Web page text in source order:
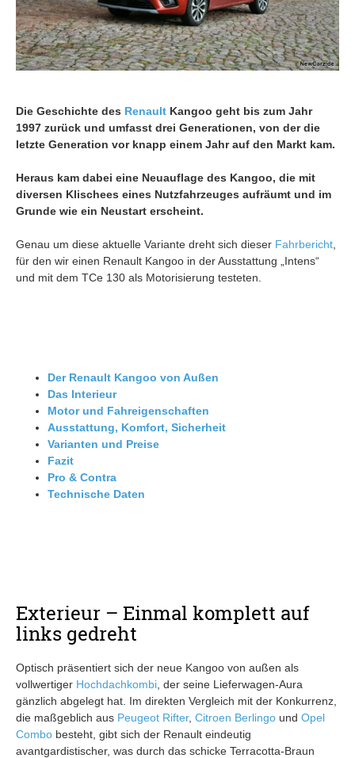
Die Geschichte des Renault Kangoo geht bis zum Jahr
1997 zurück und umfasst drei Generationen, von der die
letzte Generation vor knapp einem Jahr auf den Markt kam.
Heraus kam dabei eine Neuauflage des Kangoo, die mit
diversen Klischees eines Nutzfahrzeuges aufräumt und im
Grunde wie ein Neustart erscheint.
Genau um diese aktuelle Variante dreht sich dieser Fahrbericht
für den wir einen Renault Kangoo in der Ausstattung „Intens“
und mit dem TCe 130 als Motorisierung testeten.
Der Renault Kangoo von Außen
Das Interieur
Motor und Fahreigenschaften
Ausstattung, Komfort, Sicherheit
Varianten und Preise
Fazit
Pro & Contra
Technische Daten
Exterieur – Einmal komplett auf
links gedreht
Optisch präsentiert sich der neue Kangoo von außen als
vollwertiger Hochdachkombi , der seine Lieferwagen-Aura
gänzlich abgelegt hat. Im direkten Vergleich mit der Konkurrenz,
die maßgeblich aus Peugeot Rifter, Citroen Berlingo und Opel
Combo besteht, gibt sich der Renault eindeutig
avantgardistischer, was durch das schicke Terracotta-Braun